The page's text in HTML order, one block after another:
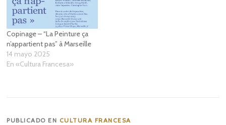
Copinage – “La Peinture ça
n’appartient pas” à Marseille
14 mayo 2025
En «Cultura Francesa»
PUBLICADO EN CULTURA FRANCESA